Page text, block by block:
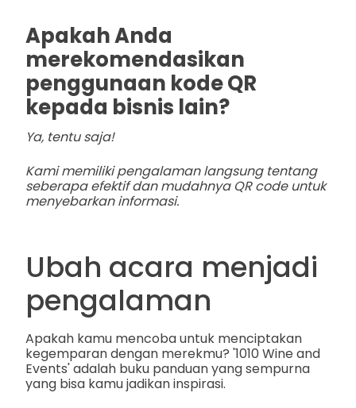
Apakah Anda
merekomendasikan
penggunaan kode QR
kepada bisnis lain?
Ya, tentu saja!
Kami memiliki pengalaman langsung tentang
seberapa efektif dan mudahnya QR code untuk
menyebarkan informasi.
Ubah acara menjadi
pengalaman
Apakah kamu mencoba untuk menciptakan
kegemparan dengan merekmu? '1010 Wine and
Events' adalah buku panduan yang sempurna
yang bisa kamu jadikan inspirasi.